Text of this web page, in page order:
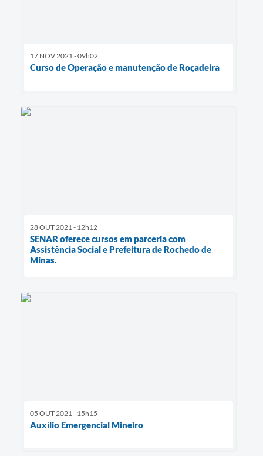
17 NOV 2021 - 09h02
Curso de Operação e manutenção de Roçadeira
28 OUT 2021 - 12h12
SENAR oferece cursos em parceria com
Assistência Social e Prefeitura de Rochedo de
Minas.
05 OUT 2021 - 15h15
Auxílio Emergencial Mineiro